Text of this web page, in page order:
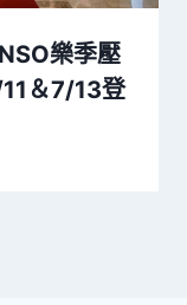
樂季壓
＆7/13登